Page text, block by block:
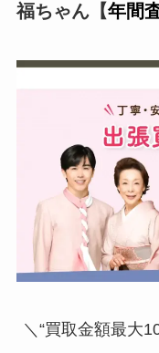
福ちゃん【年間
＼“買取金額最大